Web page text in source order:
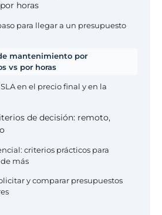
horas
para llegar a un presupuesto
mantenimiento por
vs por horas
en el precio final y en la
de decisión: remoto,
criterios prácticos para
más
y comparar presupuestos